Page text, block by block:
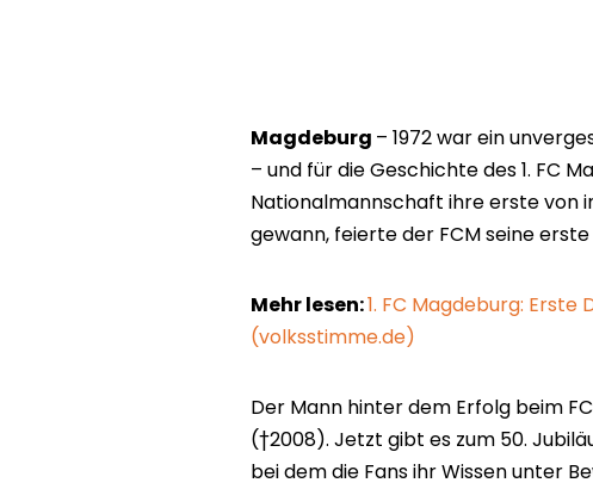
Magdeburg – 1972 war ein
– und für die Geschichte des 1. FC
Nationalmannschaft ihre erste von
gewann, feierte der FCM seine
Mehr lesen:1. FC Magdeburg:
(volksstimme.de)
Der Mann hinter dem Erfolg beim
(†2008). Jetzt gibt es zum 50.
bei dem die Fans ihr Wissen unter